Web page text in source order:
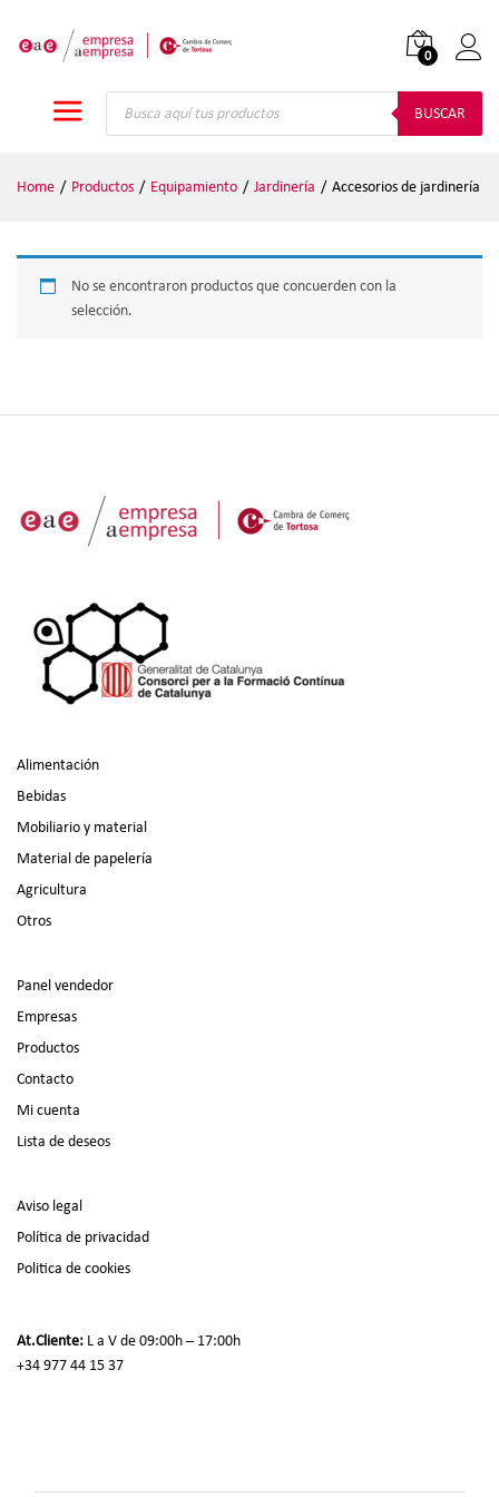
0
Búsqueda
BUSCAR
Home / Productos / Equipamiento / Jardinería / Accesorios de jardinería
No se encontraron productos que concuerden con la
selección.
Alimentación
Bebidas
Mobiliario y material
Material de papelería
Agricultura
Otros
Panel vendedor
Empresas
Productos
Contacto
Mi cuenta
Lista de deseos
Aviso legal
Política de privacidad
Politica de cookies
At.Cliente: L a V de 09:00h – 17:00h
+34 977 44 15 37